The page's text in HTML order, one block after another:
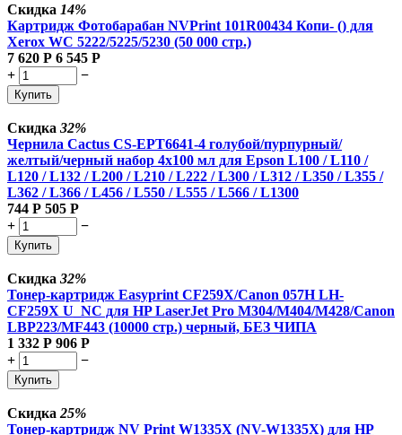
Скидка 14%
Картридж Фотобарабан NVPrint 101R00434 Копи- () для
Xerox WC 5222/5225/5230 (50 000 стр.)
7 620 Р 6 545 Р
+
−
Купить
Скидка 32%
Чернила Cactus CS-EPT6641-4 голубой/пурпурный/
желтый/черный набор 4x100 мл для Epson L100 / L110 /
L120 / L132 / L200 / L210 / L222 / L300 / L312 / L350 / L355 /
L362 / L366 / L456 / L550 / L555 / L566 / L1300
744 Р 505 Р
+
−
Купить
Скидка 32%
Тонер-картридж Easyprint CF259X/Canon 057H LH-
CF259X U_NC для HP LaserJet Pro M304/M404/M428/Canon
LBP223/MF443 (10000 стр.) черный, БЕЗ ЧИПА
1 332 Р 906 Р
+
−
Купить
Скидка 25%
Тонер-картридж NV Print W1335X (NV-W1335X) для HP